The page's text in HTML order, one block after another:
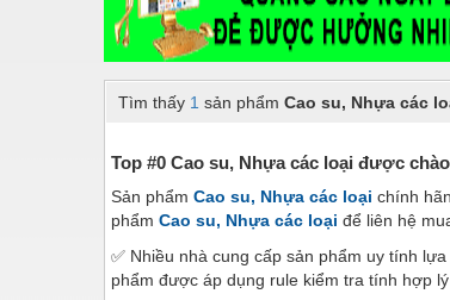
Dầu mỡ công nghiệp
Điện công nghiệp
Điện gia dụng
Điện Lạnh
Đóng tàu Thiết bị
Đúc chính xác Thiết bị
Tìm thấy 1 sản phẩm Cao su, Nhựa các
Top #0 Cao su, Nhựa các loại được
Sản phẩm Cao su, Nhựa các loại chính
phẩm Cao su, Nhựa các loại để liên hệ
✅ Nhiều nhà cung cấp sản phẩm uy tính
phẩm được áp dụng rule kiểm tra tính hợp